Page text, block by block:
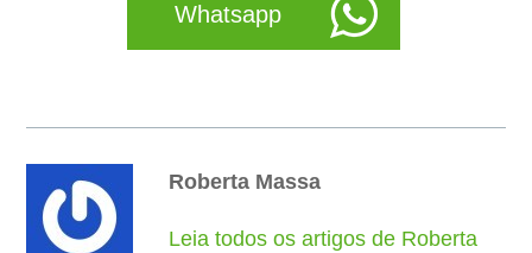
Whatsapp
Roberta Massa
Leia todos os artigos de Roberta